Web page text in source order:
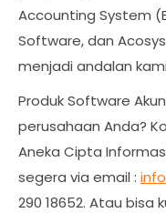
Accounting System
Software, dan
menjadi andalan
Produk Software
perusahaan Anda?
Aneka Cipta
segera via email :
290 18652. Atau bisa